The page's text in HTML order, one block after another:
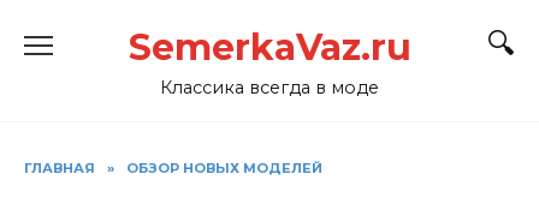
SemerkaVaz.ru
Классика всегда в моде
ГЛАВНАЯ » ОБЗОР НОВЫХ МОДЕЛЕЙ